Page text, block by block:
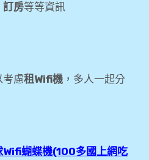
路選擇(Wifi機、Sim卡比
-上網sim卡 Wifi機、票
帖
訂房等等資訊
考慮租Wifi機 ，多人一起分
Wifi蝴蝶機(100多國上網吃